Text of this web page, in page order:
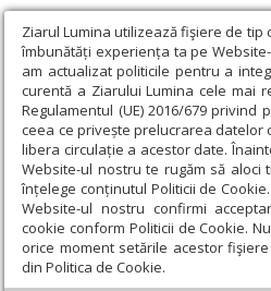
Ziarul Lumina utilizează fişiere de
îmbunătăți experiența ta pe
am actualizat politicile pentru a
curentă a Ziarului Lumina cele mai
Regulamentul (UE) 2016/679
ceea ce privește prelucrarea datelor
libera circulație a acestor date.
Website-ul nostru te rugăm să aloci
înțelege conținutul Politicii de
Website-ul nostru confirmi
cookie conform Politicii de Cookie.
orice moment setările acestor
din Politica de Cookie.
Ziarul Lumina › Societate › Historica
persecuţia comunistă
Preotul Vasile Profir
comunistă